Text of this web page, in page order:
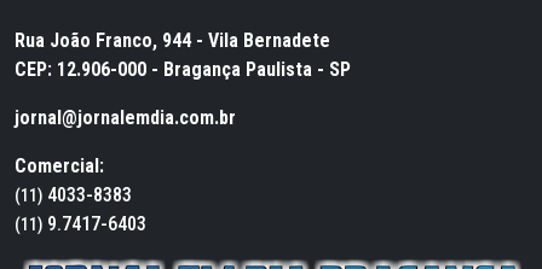
Rua João Franco, 944 - Vila Bernadete
CEP: 12.906-000 - Bragança Paulista - SP
jornal@jornalemdia.com.br
Comercial:
(11) 4033-8383
(11) 9.7417-6403